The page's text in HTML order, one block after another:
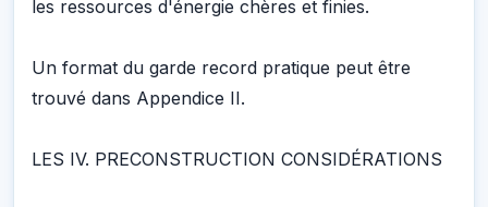
les ressources d'énergie chères et finies.
Un format du garde record pratique peut être
trouvé dans Appendice II.
LES IV. PRECONSTRUCTION CONSIDÉRATIONS